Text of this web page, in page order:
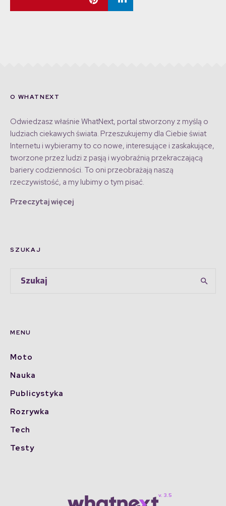
O WHATNEXT
Odwiedzasz właśnie WhatNext, portal stworzony z myślą o
ludziach ciekawych świata. Przeszukujemy dla Ciebie świat
Internetu i wybieramy to co nowe, interesujące i zaskakujące,
tworzone przez ludzi z pasją i wyobraźnią przekraczającą
bariery codzienności. To oni przeobrażają naszą
rzeczywistość, a my lubimy o tym pisać.
Przeczytaj więcej
SZUKAJ
MENU
Moto
Nauka
Publicystyka
Rozrywka
Tech
Testy